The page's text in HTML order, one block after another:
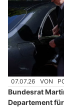
07.07.26 VON
Bundesrat
Departement